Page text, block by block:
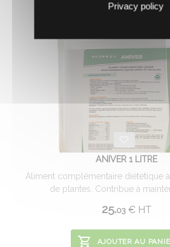
ANIVER 1 LITRE
Aliment complémentaire diététique
de plantes. Contribue à
25.03 €HT
AJOUTER AU
Privacy policy